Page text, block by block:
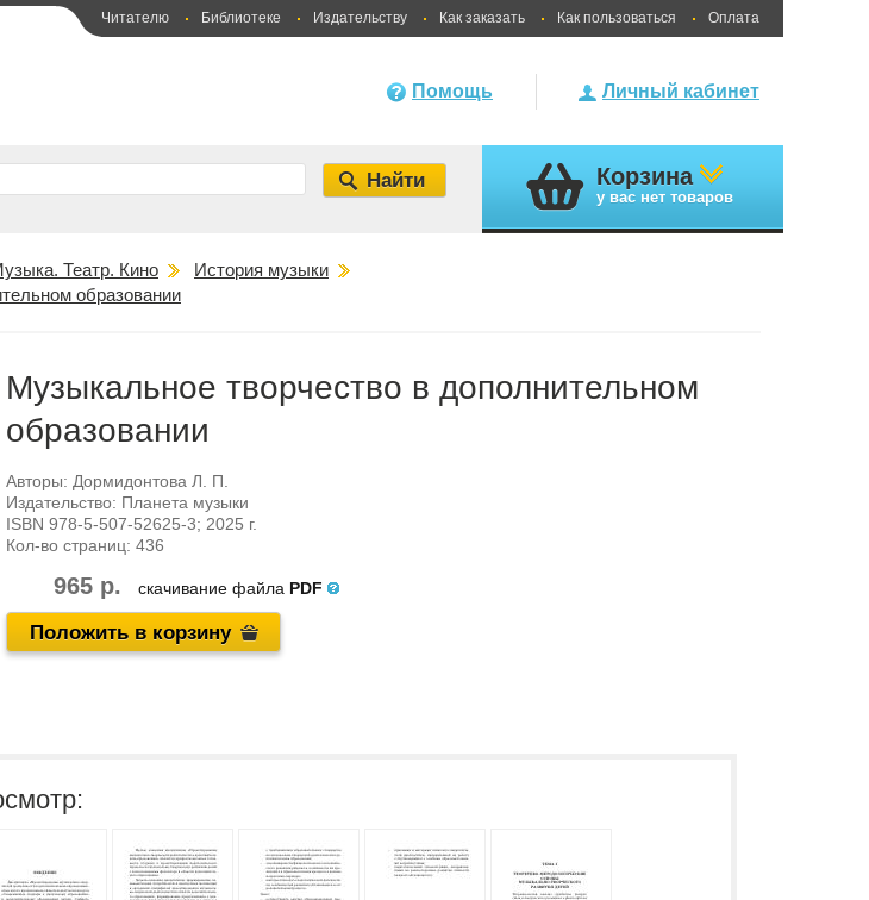
Читателю Библиотеке Издательству Как заказать Как пользоваться Оплата
Личный кабинет
Помощь
Корзина
у вас нет товаров
Театр. Кино
История музыки
образовании
Музыкальное творчество в дополнительном
образовании
Авторы: Дормидонтова Л. П.
Издательство: Планета музыки
ISBN 978-5-507-52625-3; 2025 г.
Кол-во страниц: 436
965 р. скачивание файла PDF
Положить в корзину